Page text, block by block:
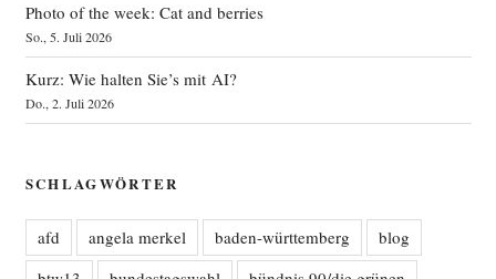
Photo of the week: Cat and berries
So., 5. Juli 2026
Kurz: Wie halten Sie’s mit AI?
Do., 2. Juli 2026
SCHLAGWÖRTER
afd angela merkel baden-württemberg
blog